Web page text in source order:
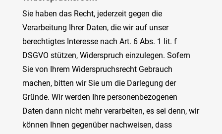
Sie haben das Recht, jederzeit gegen die
Verarbeitung Ihrer Daten, die wir auf unser
berechtigtes Interesse nach Art. 6 Abs. 1 lit. f
DSGVO stützen, Widerspruch einzulegen. Sofern
Sie von Ihrem Widerspruchsrecht Gebrauch
machen, bitten wir Sie um die Darlegung der
Gründe. Wir werden Ihre personenbezogenen
Daten dann nicht mehr verarbeiten, es sei denn, wir
können Ihnen gegenüber nachweisen, dass